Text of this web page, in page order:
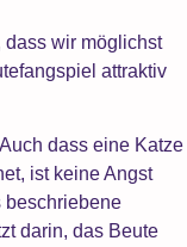
dass wir möglichst
attraktiv
dass eine Katze
ist keine Angst
beschriebene
darin, das Beute